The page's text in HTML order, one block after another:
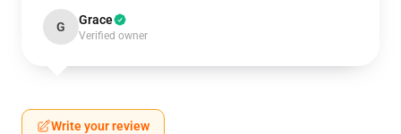
G Grace
Verified owner
Write your review